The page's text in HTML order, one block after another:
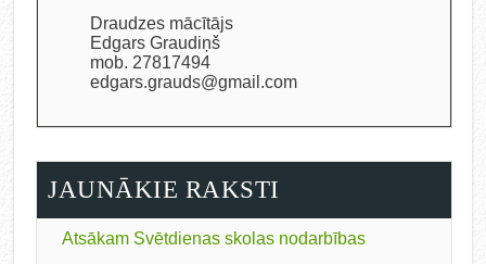
Draudzes mācītājs
Edgars Graudiņš
mob. 27817494
edgars.grauds@gmail.com
JAUNĀKIE RAKSTI
Atsākam Svētdienas skolas nodarbības